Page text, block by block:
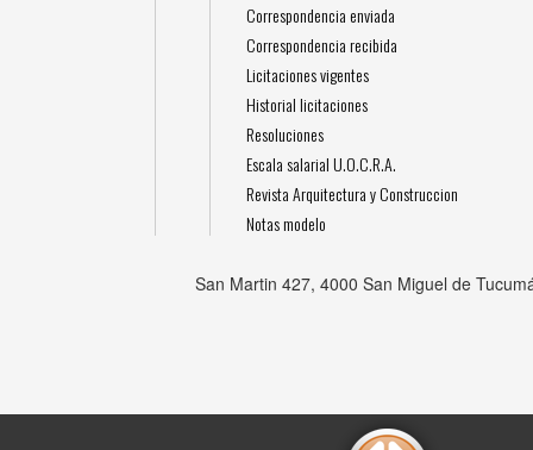
Correspondencia enviada
Correspondencia recibida
Licitaciones vigentes
Historial licitaciones
Resoluciones
Escala salarial U.O.C.R.A.
Revista Arquitectura y Construccion
Notas modelo
San Martin 427, 4000 San Miguel de